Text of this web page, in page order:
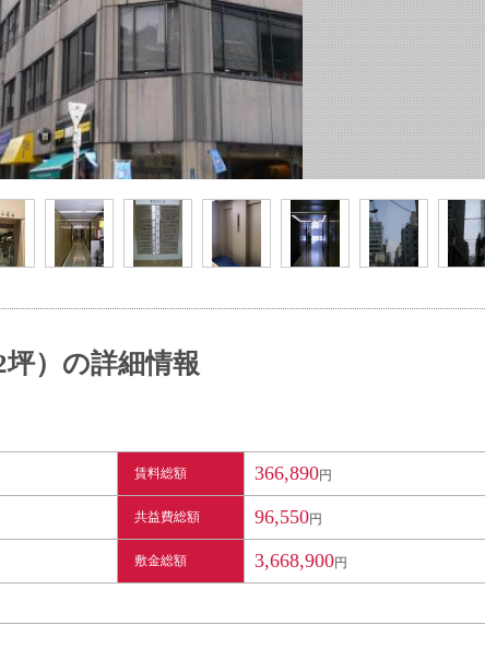
坪）の詳細情報
賃料総額 366,890円
共益費総額 96,550円
敷金総額 3,668,900円